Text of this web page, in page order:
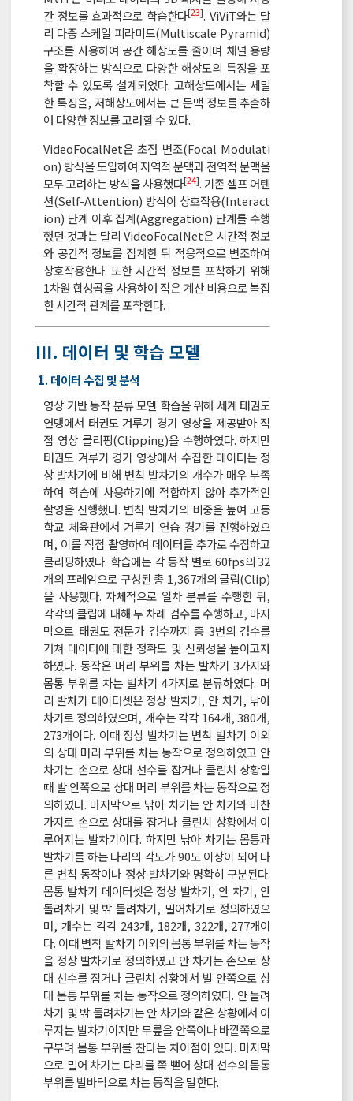
간 정보를 효과적으로 학습한다[23]. ViViT와는 달
리 다중 스케일 피라미드(Multiscale Pyramid)
구조를 사용하여 공간 해상도를 줄이며 채널 용량
을 확장하는 방식으로 다양한 해상도의 특징을 포
착할 수 있도록 설계되었다. 고해상도에서는 세밀
한 특징을, 저해상도에서는 큰 문맥 정보를 추출하
여 다양한 정보를 고려할 수 있다.
VideoFocalNet은 초점 변조(Focal Modulati
on) 방식을 도입하여 지역적 문맥과 전역적 문맥을
모두 고려하는 방식을 사용했다[24]. 기존 셀프 어텐
션(Self-Attention) 방식이 상호작용(Interact
ion) 단계 이후 집계(Aggregation) 단계를 수행
했던 것과는 달리 VideoFocalNet은 시간적 정보
와 공간적 정보를 집계한 뒤 적응적으로 변조하여
상호작용한다. 또한 시간적 정보를 포착하기 위해
1차원 합성곱을 사용하여 적은 계산 비용으로 복잡
한 시간적 관계를 포착한다.
Ⅲ. 데이터 및 학습 모델
1. 데이터 수집 및 분석
영상 기반 동작 분류 모델 학습을 위해 세계 태권도
연맹에서 태권도 겨루기 경기 영상을 제공받아 직
접 영상 클리핑(Clipping)을 수행하였다. 하지만
태권도 겨루기 경기 영상에서 수집한 데이터는 정
상 발차기에 비해 변칙 발차기의 개수가 매우 부족
하여 학습에 사용하기에 적합하지 않아 추가적인
촬영을 진행했다. 변칙 발차기의 비중을 높여 고등
학교 체육관에서 겨루기 연습 경기를 진행하였으
며, 이를 직접 촬영하여 데이터를 추가로 수집하고
클리핑하였다. 학습에는 각 동작 별로 60fps의 32
개의 프레임으로 구성된 총 1,367개의 클립(Clip)
을 사용했다. 자체적으로 일차 분류를 수행한 뒤,
각각의 클립에 대해 두 차례 검수를 수행하고, 마지
막으로 태권도 전문가 검수까지 총 3번의 검수를
거쳐 데이터에 대한 정확도 및 신뢰성을 높이고자
하였다. 동작은 머리 부위를 차는 발차기 3가지와
몸통 부위를 차는 발차기 4가지로 분류하였다. 머
리 발차기 데이터셋은 정상 발차기, 안 차기, 낚아
차기로 정의하였으며, 개수는 각각 164개, 380개,
273개이다. 이때 정상 발차기는 변칙 발차기 이외
의 상대 머리 부위를 차는 동작으로 정의하였고 안
차기는 손으로 상대 선수를 잡거나 클린치 상황일
때 발 안쪽으로 상대 머리 부위를 차는 동작으로 정
의하였다. 마지막으로 낚아 차기는 안 차기와 마찬
가지로 손으로 상대를 잡거나 클린치 상황에서 이
루어지는 발차기이다. 하지만 낚아 차기는 몸통과
발차기를 하는 다리의 각도가 90도 이상이 되어 다
른 변칙 동작이나 정상 발차기와 명확히 구분된다.
몸통 발차기 데이터셋은 정상 발차기, 안 차기, 안
돌려차기 및 밖 돌려차기, 밀어차기로 정의하였으
며, 개수는 각각 243개, 182개, 322개, 277개이
다. 이때 변칙 발차기 이외의 몸통 부위를 차는 동작
을 정상 발차기로 정의하였고 안 차기는 손으로 상
대 선수를 잡거나 클린치 상황에서 발 안쪽으로 상
대 몸통 부위를 차는 동작으로 정의하였다. 안 돌려
차기 및 밖 돌려차기는 안 차기와 같은 상황에서 이
루지는 발차기이지만 무릎을 안쪽이나 바깥쪽으로
구부려 몸통 부위를 찬다는 차이점이 있다. 마지막
으로 밀어 차기는 다리를 쭉 뻗어 상대 선수의 몸통
부위를 발바닥으로 차는 동작을 말한다.